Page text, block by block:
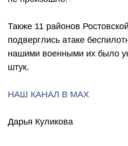
Также 11 районов
подверглись атаке
нашими военными их было
штук.
НАШ КАНАЛ В МАХ
Дарья Куликова